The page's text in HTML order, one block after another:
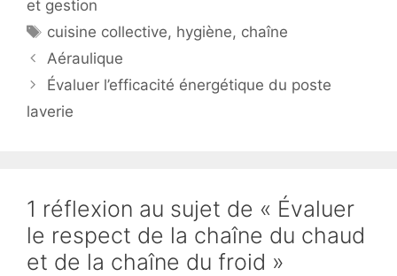
et gestion
Étiquettes
cuisine collective, hygiène, chaîne
Aéraulique
Évaluer l’efficacité énergétique du poste
laverie
1 réflexion au sujet de « Évaluer
le respect de la chaîne du chaud
et de la chaîne du froid »